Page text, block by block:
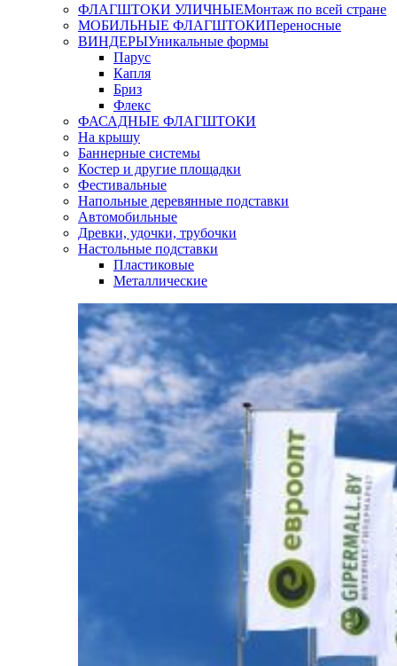
ФЛАГШТОКИ УЛИЧНЫЕМонтаж по всей стране
МОБИЛЬНЫЕ ФЛАГШТОКИПереносные
ВИНДЕРЫУникальные формы
Парус
Капля
Бриз
Флекс
ФАСАДНЫЕ ФЛАГШТОКИ
На крышу
Баннерные системы
Костер и другие площадки
Фестивальные
Напольные деревянные подставки
Автомобильные
Древки, удочки, трубочки
Настольные подставки
Пластиковые
Металлические